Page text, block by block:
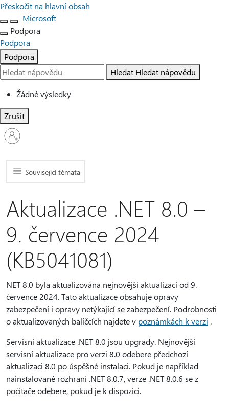
Přeskočit na hlavní obsah
Microsoft
Podpora
Podpora
Podpora
Hledat Hledat nápovědu
Žádné výsledky
Zrušit
Přihlaste
se
svému
účtu
Související témata
Aktualizace .NET 8.0 –
9. července 2024
(KB5041081)
NET 8.0 byla aktualizována nejnovější aktualizací od 9.
července 2024. Tato aktualizace obsahuje opravy
zabezpečení i opravy netýkající se zabezpečení. Podrobnosti
o aktualizovaných balíčcích najdete v poznámkách k verzi .
Servisní aktualizace .NET 8.0 jsou upgrady. Nejnovější
servisní aktualizace pro verzi 8.0 odebere předchozí
aktualizaci 8.0 po úspěšné instalaci. Pokud je například
nainstalované rozhraní .NET 8.0.7, verze .NET 8.0.6 se z
počítače odebere, pokud je k dispozici.